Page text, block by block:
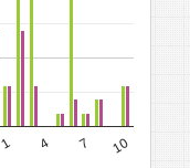
10
7
4
1